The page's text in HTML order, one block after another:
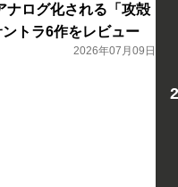
ログ化される「攻殻
トラ6作をレビュー
2026年07月09日